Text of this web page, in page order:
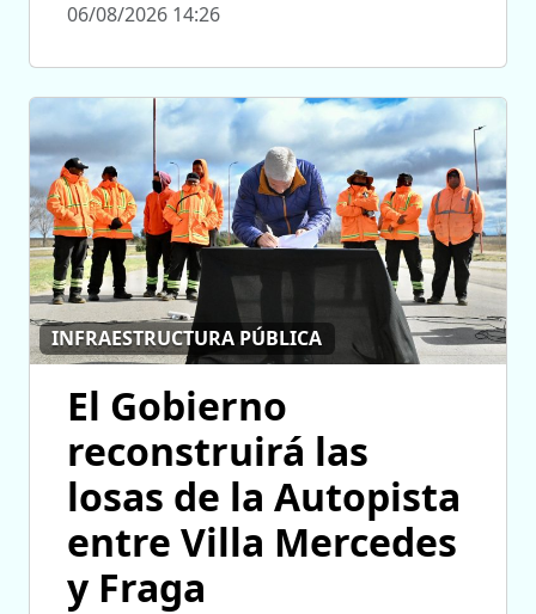
06/08/2026 14:26
INFRAESTRUCTURA PÚBLICA
El Gobierno
reconstruirá las
losas de la Autopista
entre Villa Mercedes
y Fraga